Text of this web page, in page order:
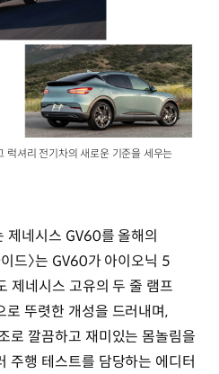
럭셔리 전기차의 새로운 기준을 세우는
제네시스 GV60를 올해의
드〉는 GV60가 아이오닉 5
제네시스 고유의 두 줄 램프
뚜렷한 개성을 드러내며,
로 깔끔하고 재미있는 몸놀림을
주행 테스트를 담당하는 에디터